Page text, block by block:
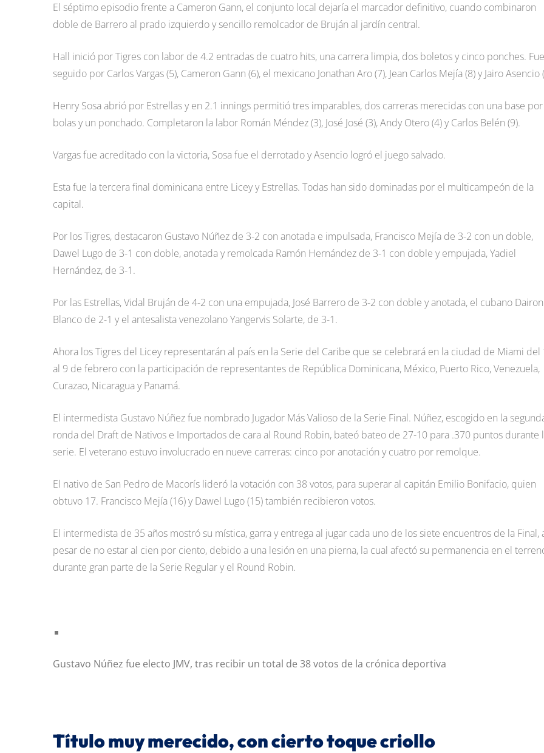
El séptimo episodio frente a Cameron Gann, el conjunto local dejaría el marcador definitivo, cuando combinaron
doble de Barrero al prado izquierdo y sencillo remolcador de Bruján al jardín central.
Hall inició por Tigres con labor de 4.2 entradas de cuatro hits, una carrera limpia, dos boletos y cinco ponches. Fue
seguido por Carlos Vargas (5), Cameron Gann (6), el mexicano Jonathan Aro (7), Jean Carlos Mejía (8) y Jairo Asencio
Henry Sosa abrió por Estrellas y en 2.1 innings permitió tres imparables, dos carreras merecidas con una base por
bolas y un ponchado. Completaron la labor Román Méndez (3), José José (3), Andy Otero (4) y Carlos Belén (9).
Vargas fue acreditado con la victoria, Sosa fue el derrotado y Asencio logró el juego salvado.
Esta fue la tercera final dominicana entre Licey y Estrellas. Todas han sido dominadas por el multicampeón de la
capital.
Por los Tigres, destacaron Gustavo Núñez de 3-2 con anotada e impulsada, Francisco Mejía de 3-2 con un doble,
Dawel Lugo de 3-1 con doble, anotada y remolcada Ramón Hernández de 3-1 con doble y empujada, Yadiel
Hernández, de 3-1.
Por las Estrellas, Vidal Bruján de 4-2 con una empujada, José Barrero de 3-2 con doble y anotada, el cubano Dairon
Blanco de 2-1 y el antesalista venezolano Yangervis Solarte, de 3-1.
Ahora los Tigres del Licey representarán al país en la Serie del Caribe que se celebrará en la ciudad de Miami del
al 9 de febrero con la participación de representantes de República Dominicana, México, Puerto Rico, Venezuela,
Curazao, Nicaragua y Panamá.
El intermedista Gustavo Núñez fue nombrado Jugador Más Valioso de la Serie Final. Núñez, escogido en la
ronda del Draft de Nativos e Importados de cara al Round Robin, bateó bateo de 27-10 para .370 puntos durante
serie. El veterano estuvo involucrado en nueve carreras: cinco por anotación y cuatro por remolque.
El nativo de San Pedro de Macorís lideró la votación con 38 votos, para superar al capitán Emilio Bonifacio, quien
obtuvo 17. Francisco Mejía (16) y Dawel Lugo (15) también recibieron votos.
El intermedista de 35 años mostró su mística, garra y entrega al jugar cada uno de los siete encuentros de la Final,
pesar de no estar al cien por ciento, debido a una lesión en una pierna, la cual afectó su permanencia en el
durante gran parte de la Serie Regular y el Round Robin.
Gustavo Núñez fue electo JMV, tras recibir un total de 38 votos de la crónica deportiva
Título muy merecido, con cierto toque criollo